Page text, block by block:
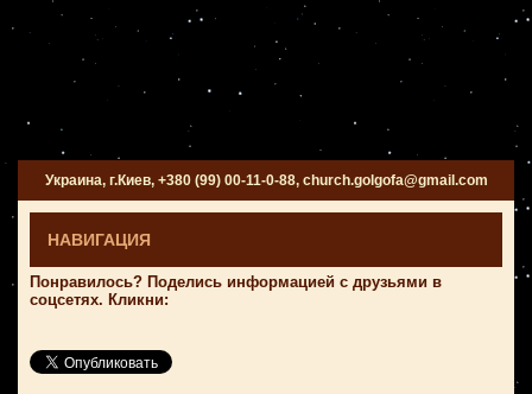
Украина, г.Киев, +380 (99) 00-11-0-88, church.golgofa@gmail.com
НАВИГАЦИЯ
Понравилось? Поделись информацией с друзьями в
соцсетях. Кликни: